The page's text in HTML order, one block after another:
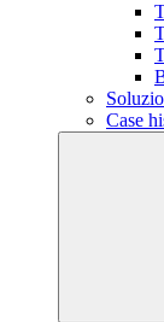
Case